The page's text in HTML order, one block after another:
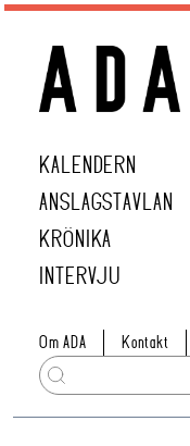
KALENDERN
ANSLAGSTAVLAN
KRÖNIKA
INTERVJU
Om ADA Kontakt